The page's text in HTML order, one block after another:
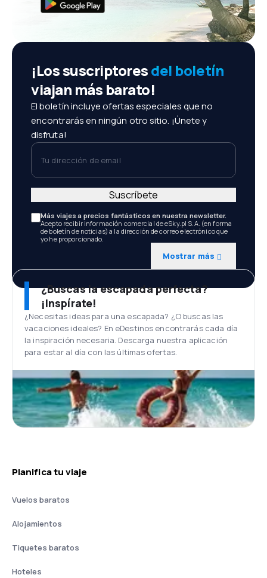
¡Los suscriptoresdel boletín
viajan más barato!
El boletín incluye ofertas especiales que no
encontrarás en ningún otro sitio. ¡Únete y
disfruta!
Tu dirección de email
Más viajes a precios fantásticos en nuestra newsletter.
Acepto recibir información comercial de eSky.pl S.A. (en forma
de boletín de noticias) a la dirección de correo electrónico que
yo he proporcionado.
Mostrar más
Suscríbete
¿Buscas la escapada perfecta?
¡Inspírate!
¿Necesitas ideas para una escapada? ¿O buscas las
vacaciones ideales? En eDestinos encontrarás cada día
la inspiración necesaria. Descarga nuestra aplicación
para estar al día con las últimas ofertas.
Planifica tu viaje
Vuelos baratos
Alojamientos
Tiquetes baratos
Hoteles